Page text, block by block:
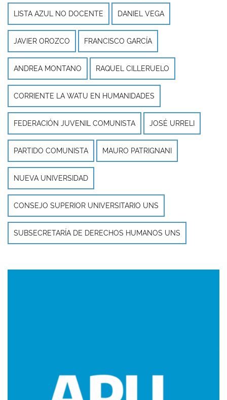
LISTA AZUL NO DOCENTE DANIEL VEGA
JAVIER OROZCO FRANCISCO GARCÍA
ANDREA MONTANO RAQUEL CILLERUELO
CORRIENTE LA WATU EN HUMANIDADES
FEDERACIÓN JUVENIL COMUNISTA JOSÉ URRELI
PARTIDO COMUNISTA MAURO PATRIGNANI
NUEVA UNIVERSIDAD
CONSEJO SUPERIOR UNIVERSITARIO UNS
SUBSECRETARÍA DE DERECHOS HUMANOS UNS